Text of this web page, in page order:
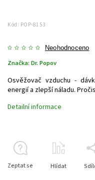
Kód: POP-8153
Neohodnoceno
Značka: Dr. Popov
Osvěžovač vzduchu -
energií a zlepší náladu.
Detailní informace
Zeptat se Hlídat